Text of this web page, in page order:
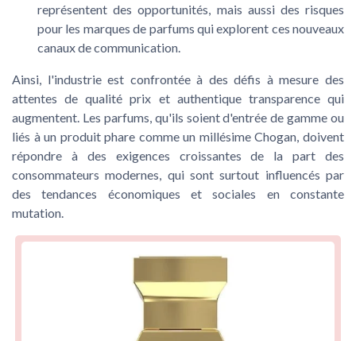
représentent des opportunités, mais aussi des risques
pour les marques de parfums qui explorent ces nouveaux
canaux de communication.
Ainsi, l'industrie est confrontée à des défis à mesure des
attentes de qualité prix et authentique transparence qui
augmentent. Les parfums, qu'ils soient d'entrée de gamme ou
liés à un produit phare comme un millésime Chogan, doivent
répondre à des exigences croissantes de la part des
consommateurs modernes, qui sont surtout influencés par
des tendances économiques et sociales en constante
mutation.